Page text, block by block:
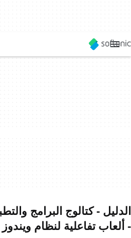
الدليل - كتالوج البرامج
- ألعاب تفاعلية لنظام ويندوز